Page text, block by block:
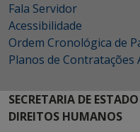
Fala Servidor
Acessibilidade
Ordem Cronológica de
Planos de Contratações
SECRETARIA DE
DIREITOS HUMANOS